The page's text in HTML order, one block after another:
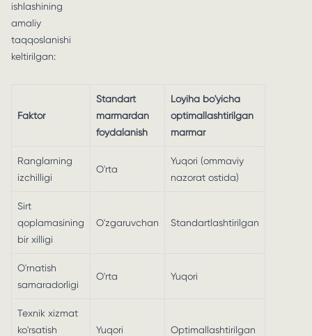
ishlashining
amaliy
taqqoslanishi
keltirilgan:
Faktor
Standart
marmardan
foydalanish
Loyiha bo'yicha
optimallashtirilgan
marmar
Ranglarning
izchilligi
O'rta
Yuqori (ommaviy
nazorat ostida)
Sirt
qoplamasining
bir xilligi
O'zgaruvchan Standartlashtirilgan
O'rnatish
samaradorligi
O'rta Yuqori
Texnik xizmat
ko'rsatish
Yuqori Optimallashtirilgan